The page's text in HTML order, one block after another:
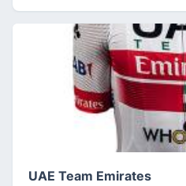
UAE Team Emirates